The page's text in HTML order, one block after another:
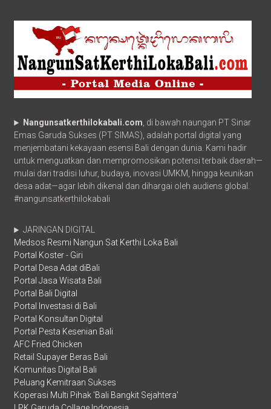
Nangunsatkerthilokabali.com, di bawah naungan PT Sinar
Emas Garuda Sukses (PT SIMAS), adalah portal digital yang
menjembatani kekayaan esensi Bali dengan dunia. Kami hadir
untuk menguatkan dan mempromosikan potensi terbaik daerah—
mulai dari tradisi luhur, budaya, inovasi UMKM, hingga keunikan
desa adat—agar lebih dikenal dan dihargai oleh audiens global.
#nangunsatkerthilokabali
JARINGAN DIGITAL
Medsos Resmi Nangun Sat Kerthi Loka Bali
Portal Koster - Giri
Portal Desa Adat diBali
Portal Jasa Wisata Bali
Portal Bali Digital
Portal Investasi di Bali
Portal Konsultan Digital
Portal Pesta Kesenian Bali
AFC Fried Chicken
Retail Supayer Beras Bali
Komunitas Digital Bali
Peluang Kemitraan Sukses
Koperasi Multi Pihak 'Bali Bangkit Sejahtera'